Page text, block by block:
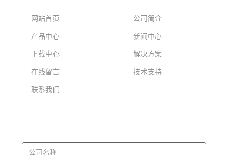
网站首页 公司简介
产品中心 新闻中心
下载中心 解决方案
在线留言 技术支持
联系我们